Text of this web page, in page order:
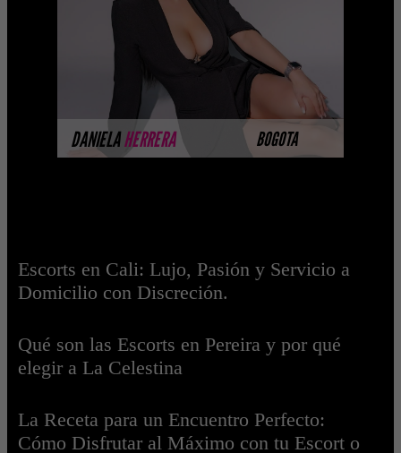
DANIELAHERRERA BOGOTA
...Próximamente.... Algunas de nuestras
modelos aún no tienen imágenes
disponibles en la web porque están
completando su ses ...
MÁS INFORMACIÓN
Escorts en Cali: Lujo, Pasión y Servicio a
Domicilio con Discreción.
Qué son las Escorts en Pereira y por qué
elegir a La Celestina
La Receta para un Encuentro Perfecto:
Cómo Disfrutar al Máximo con tu Escort o